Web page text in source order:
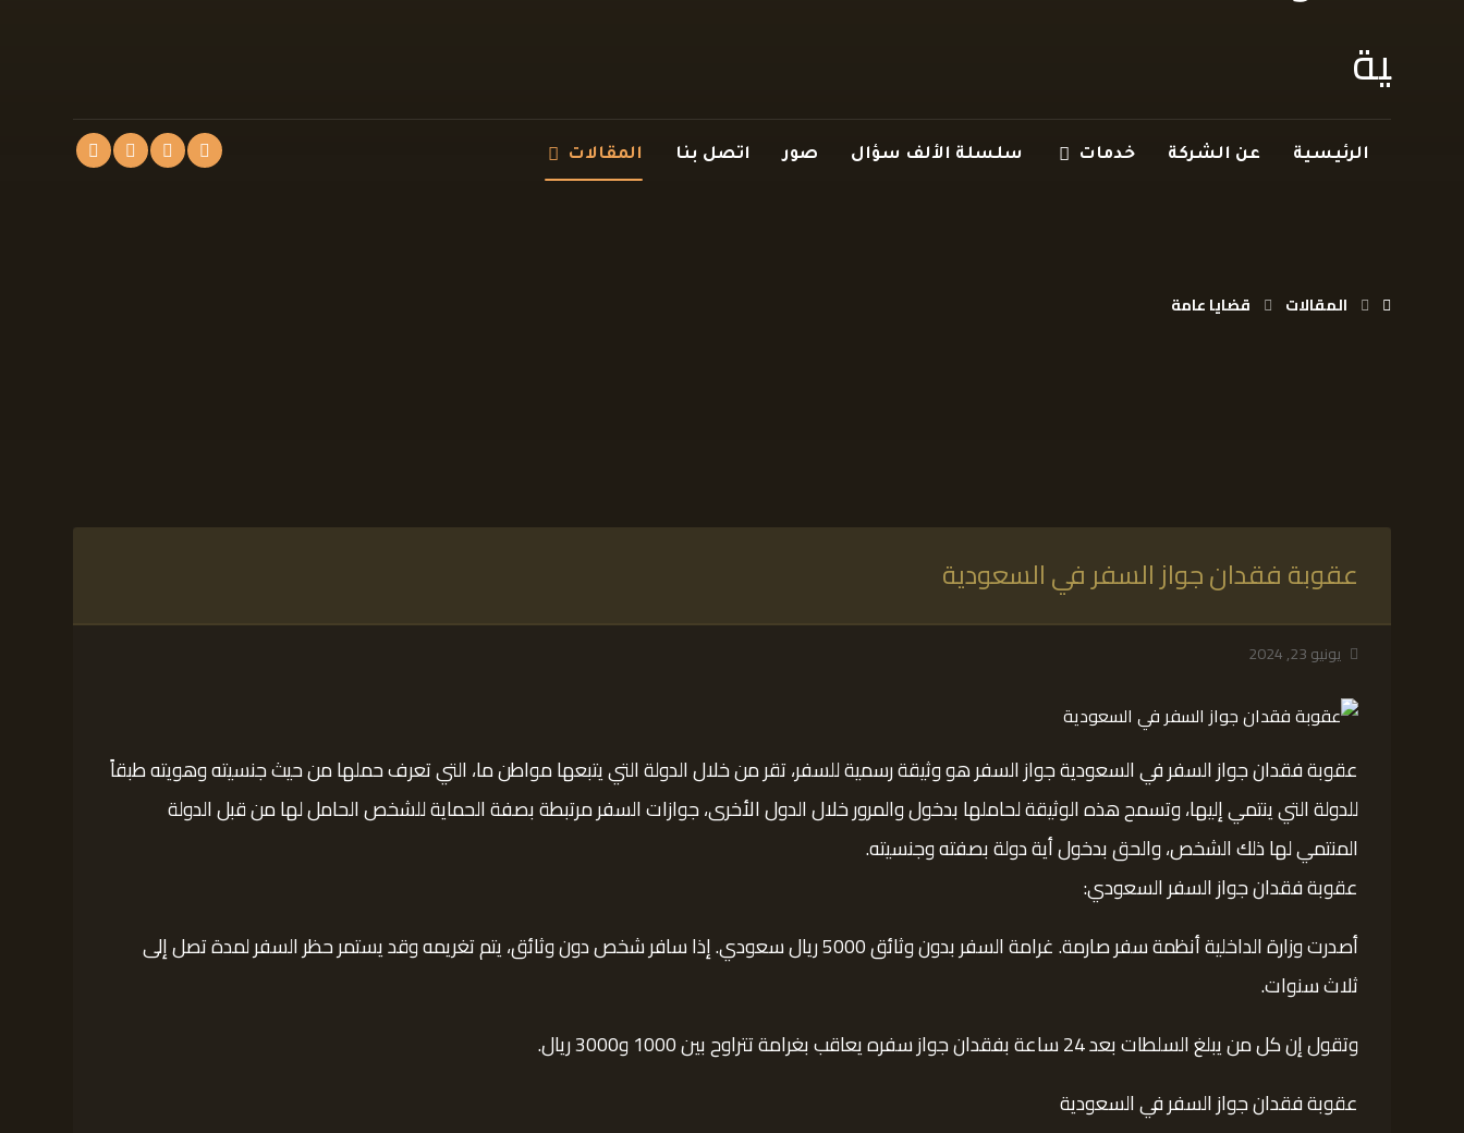
الرئيسية عن الشركة خدمات سلسلة الألف سؤال صور اتصل بنا المقالات
المقالات قضايا عامة
عقوبة فقدان جواز السفر في السعودية
يونيو 23, 2024
عقوبة فقدان جواز السفر في السعودية جواز السفر هو وثيقة رسمية للسفر، تقر من خلال الدولة التي يتبعها مواطن ما، التي تعرف حملها من حيث جنسيته وهويته طبقاً
للدولة التي ينتمي إليها، وتسمح هذه الوثيقة لحاملها بدخول والمرور خلال الدول الأخرى، جوازات السفر مرتبطة بصفة الحماية للشخص الحامل لها من قبل الدولة
المنتمي لها ذلك الشخص، والحق بدخول أية دولة بصفته وجنسيته.
عقوبة فقدان جواز السفر السعودي:
أصدرت وزارة الداخلية أنظمة سفر صارمة. غرامة السفر بدون وثائق 5000 ريال سعودي. إذا سافر شخص دون وثائق، يتم تغريمه وقد يستمر حظر السفر لمدة تصل إلى
ثلاث سنوات.
وتقول إن كل من يبلغ السلطات بعد 24 ساعة بفقدان جواز سفره يعاقب بغرامة تتراوح بين 1000 و3000 ريال.
عقوبة فقدان جواز السفر في السعودية